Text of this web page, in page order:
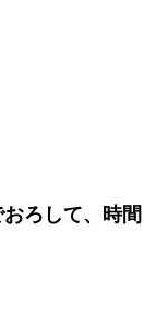
ろして、時間